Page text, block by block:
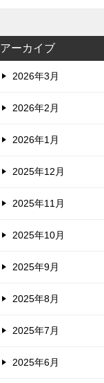
アーカイブ
2026年3月
2026年2月
2026年1月
2025年12月
2025年11月
2025年10月
2025年9月
2025年8月
2025年7月
2025年6月